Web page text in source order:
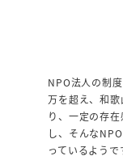
NPO法人の制
万を超え、和
り、一定の存
し、そんな
っているよう